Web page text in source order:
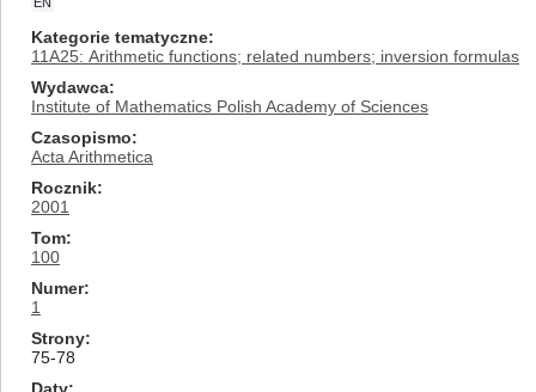
Kategorie tematyczne
11A25: Arithmetic functions; related numbers; inversion formulas
Wydawca
Institute of Mathematics Polish Academy of Sciences
Czasopismo
Acta Arithmetica
Rocznik
2001
Tom
100
Numer
1
Strony
75-78